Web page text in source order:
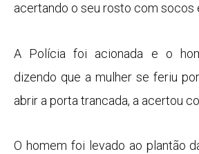
acertando o seu rosto com socos
A Polícia foi acionada e o
dizendo que a mulher se feriu
abrir a porta trancada, a acertou
O homem foi levado ao plantão